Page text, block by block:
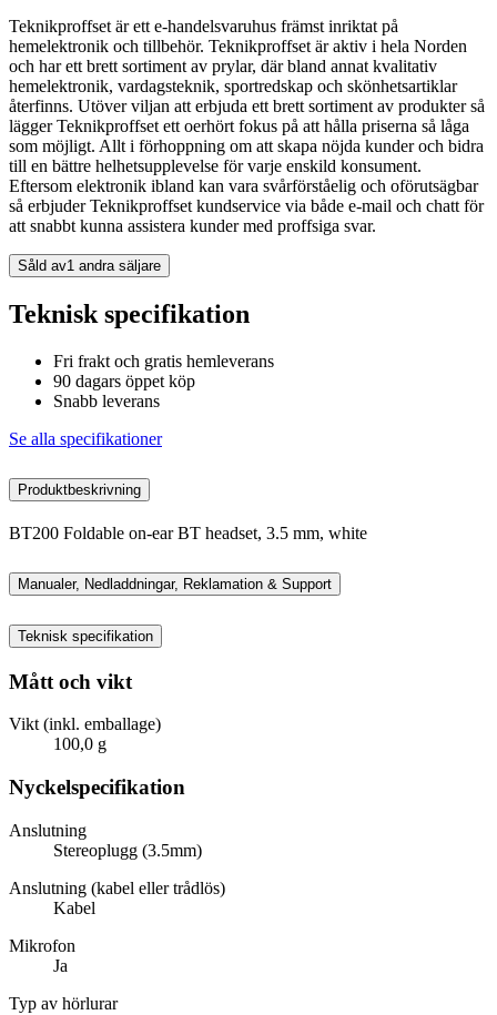
Teknikproffset är ett e-handelsvaruhus främst inriktat på
hemelektronik och tillbehör. Teknikproffset är aktiv i hela Norden
och har ett brett sortiment av prylar, där bland annat kvalitativ
hemelektronik, vardagsteknik, sportredskap och skönhetsartiklar
återfinns. Utöver viljan att erbjuda ett brett sortiment av produkter så
lägger Teknikproffset ett oerhört fokus på att hålla priserna så låga
som möjligt. Allt i förhoppning om att skapa nöjda kunder och bidra
till en bättre helhetsupplevelse för varje enskild konsument.
Eftersom elektronik ibland kan vara svårförståelig och oförutsägbar
så erbjuder Teknikproffset kundservice via både e-mail och chatt för
att snabbt kunna assistera kunder med proffsiga svar.
Såld av1 andra säljare
Teknisk specifikation
Fri frakt och gratis hemleverans
90 dagars öppet köp
Snabb leverans
Se alla specifikationer
Produktbeskrivning
BT200 Foldable on-ear BT headset, 3.5 mm, white
Manualer, Nedladdningar, Reklamation & Support
Teknisk specifikation
Mått och vikt
Vikt (inkl. emballage)
100,0 g
Nyckelspecifikation
Anslutning
Stereoplugg (3.5mm)
Anslutning (kabel eller trådlös)
Kabel
Mikrofon
Ja
Typ av hörlurar